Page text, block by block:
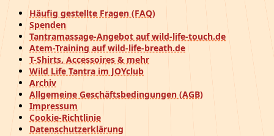
Häufig gestellte Fragen (FAQ)
Spenden
Tantramassage-Angebot auf wild-life-touch.de
Atem-Training auf wild-life-breath.de
T-Shirts, Accessoires & mehr
Wild Life Tantra im JOYclub
Archiv
Allgemeine Geschäftsbedingungen (AGB)
Impressum
Cookie-Richtlinie
Datenschutzerklärung